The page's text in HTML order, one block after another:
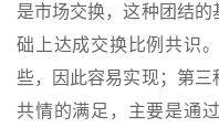
是市场交换，这种团结
础上达成交换比例共识
些，因此容易实现；第三
共情的满足，主要是通